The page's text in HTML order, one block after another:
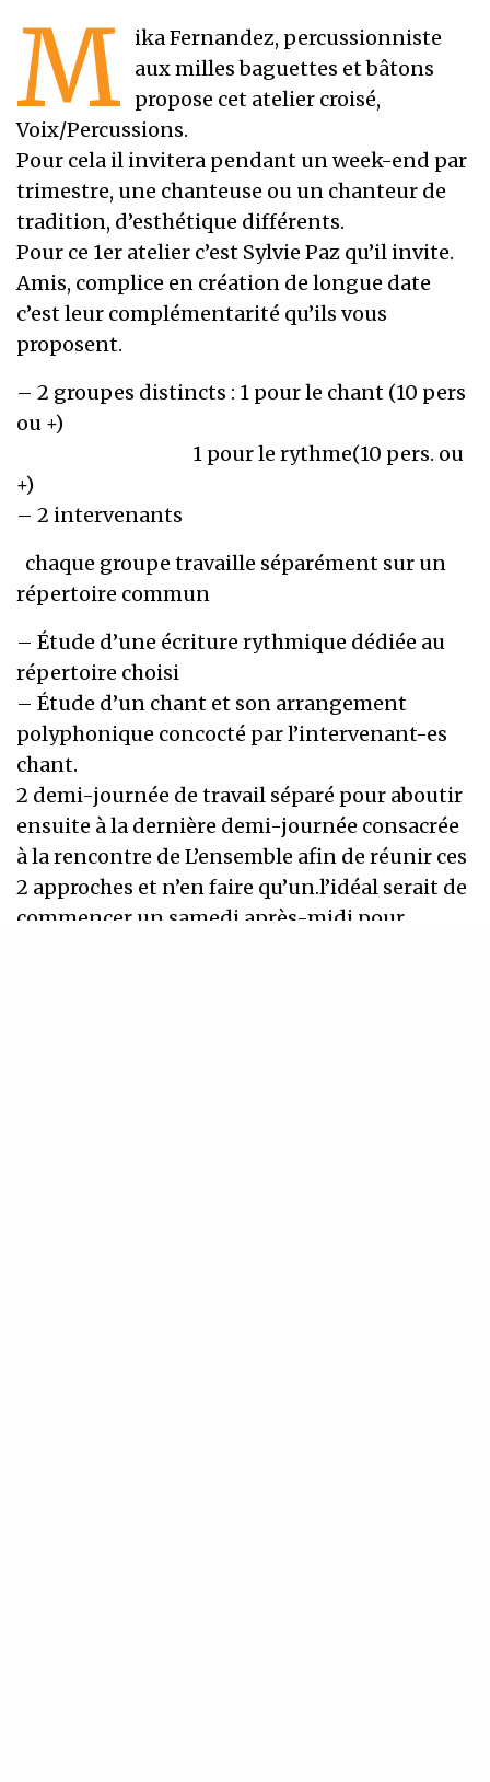
M
ika Fernandez, percussionniste
aux milles baguettes et bâtons
propose cet atelier croisé,
Voix/Percussions.
Pour cela il invitera pendant un week-end par
trimestre, une chanteuse ou un chanteur de
tradition, d’esthétique différents.
Pour ce 1er atelier c’est Sylvie Paz qu’il invite.
Amis, complice en création de longue date
c’est leur complémentarité qu’ils vous
proposent.
– 2 groupes distincts : 1 pour le chant (10 pers
ou +)
1 pour le rythme(10 pers. ou
+)
– 2 intervenants
chaque groupe travaille séparément sur un
répertoire commun
– Étude d’une écriture rythmique dédiée au
répertoire choisi
– Étude d’un chant et son arrangement
polyphonique concocté par l’intervenant-es
chant.
2 demi-journée de travail séparé pour aboutir
ensuite à la dernière demi-journée consacrée
à la rencontre de L’ensemble afin de réunir ces
2 approches et n’en faire qu’un.l’idéal serait de
commencer un samedi après-midi pour